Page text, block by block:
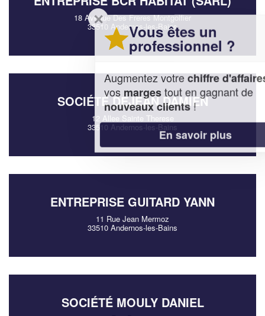
18 Avenue Des Freres Montgolfier
33510 Andernos-les-Bains
SOCIÉTÉ DEJEAN DAMIEN
12 Allee Sainte Therese
33510 Andernos-les-Bains
ENTREPRISE GUITARD YANN
11 Rue Jean Mermoz
33510 Andernos-les-Bains
SOCIÉTÉ MOULY DANIEL
Vous êtes un
professionnel ?
Augmentez votrechiffre d'affaireset
vos margestout en gagnant de
nouveaux clients!
En savoir plus